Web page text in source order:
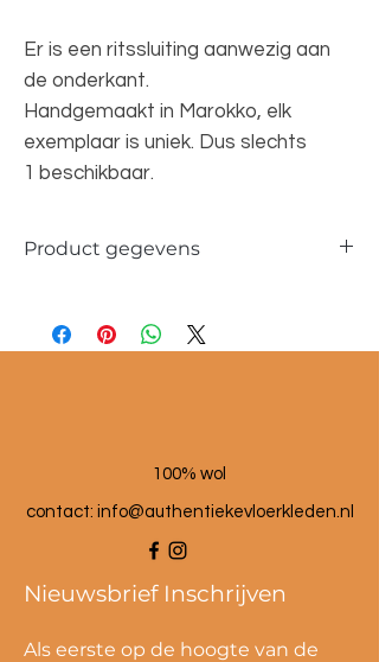
Er is een ritssluiting aanwezig aan
de onderkant.
Handgemaakt in Marokko, elk
exemplaar is uniek. Dus slechts
1 beschikbaar.
Product gegevens
Maat poef: 60x60x25 cm
100% wol
contact: info@authentiekevloerkleden.nl
Nieuwsbrief Inschrijven
Als eerste op de hoogte van de